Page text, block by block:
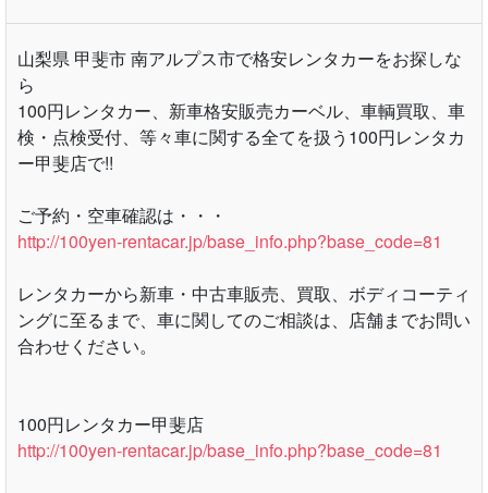
日
祝
09:00-18:00
定休日：日曜
山梨県 甲斐市 南アルプス市で格安レンタカーをお探しな
ら
検・点検受付、等々車に関する全てを扱う100円レンタカ
ー甲斐店で!!